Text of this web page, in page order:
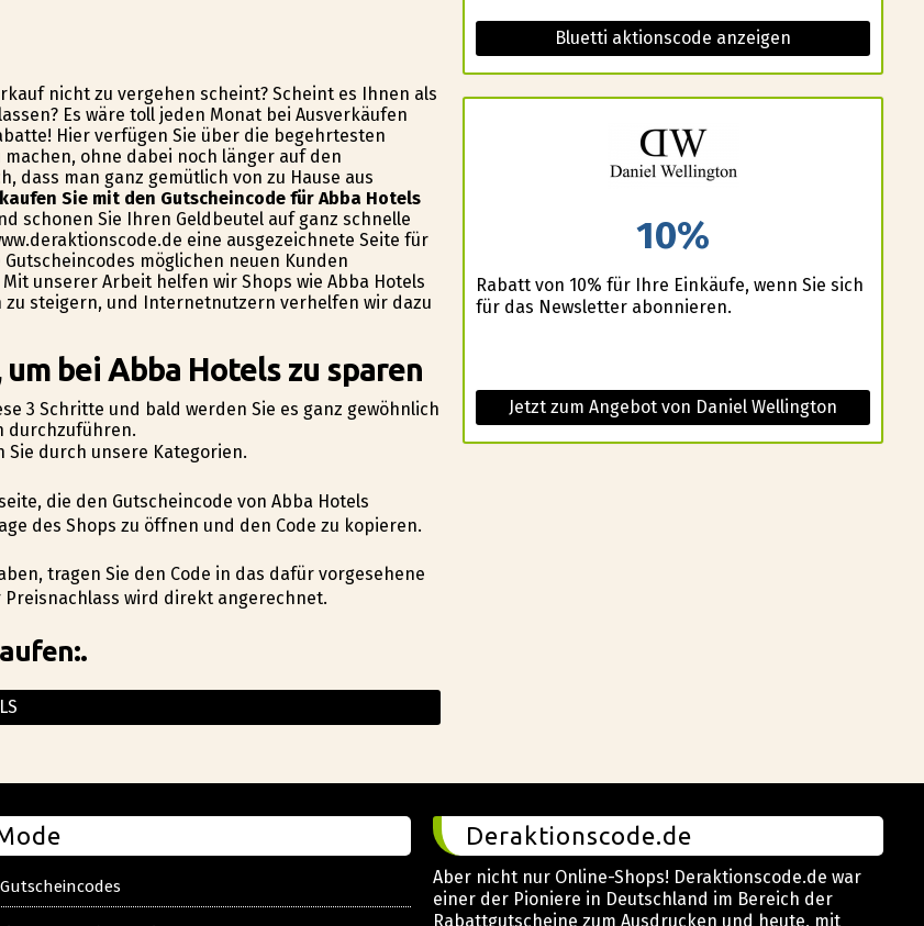
nicht zu vergehen scheint? Scheint es Ihnen als
Es wäre toll jeden Monat bei Ausverkäufen
Hier verfügen Sie über die begehrtesten
ohne dabei noch länger auf den
dass man ganz gemütlich von zu Hause aus
Sie mit den Gutscheincode für Abba Hotels
schonen Sie Ihren Geldbeutel auf ganz schnelle
eine ausgezeichnete Seite für
möglichen neuen Kunden
unserer Arbeit helfen wir Shops wie Abba Hotels
steigern, und Internetnutzern verhelfen wir dazu
bei Abba Hotels zu sparen
3 Schritte und bald werden Sie es ganz gewöhnlich
durchzuführen.
Sie durch unsere Kategorien.
die den Gutscheincode von Abba Hotels
des Shops zu öffnen und den Code zu kopieren.
tragen Sie den Code in das dafür vorgesehene
wird direkt angerechnet.
Bluetti aktionscode anzeigen
10%
Rabatt von 10% für Ihre Einkäufe, wenn Sie sich
für das Newsletter abonnieren.
Jetzt zum Angebot von Daniel Wellington
Deraktionscode.de
Aber nicht nur Online-Shops! Deraktionscode.de war
einer der Pioniere in Deutschland im Bereich der
Rabattgutscheine zum Ausdrucken und heute, mit